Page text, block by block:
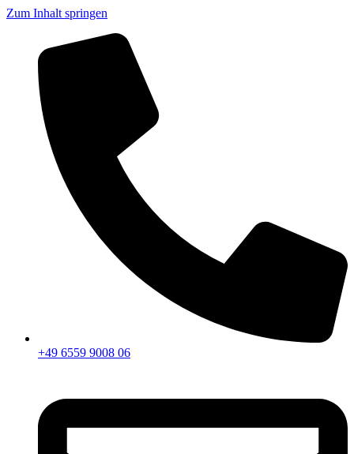
Zum Inhalt springen
+49 6559 9008 06